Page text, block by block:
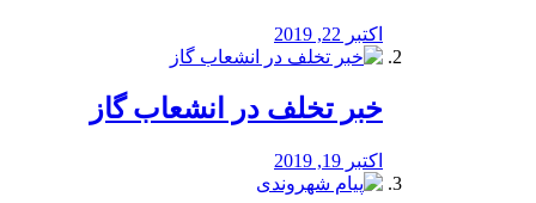
اکتبر 22, 2019
خبر تخلف در انشعاب گاز
اکتبر 19, 2019